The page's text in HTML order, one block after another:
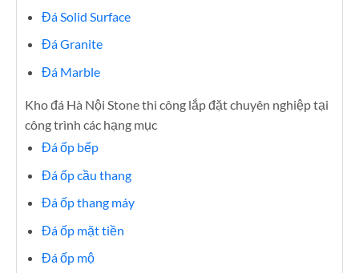
Đá Solid Surface
Đá Granite
Đá Marble
Kho đá Hà Nội Stone thi công lắp đặt chuyên nghiệp tại
công trình các hạng mục
Đá ốp bếp
Đá ốp cầu thang
Đá ốp thang máy
Đá ốp mặt tiền
Đá ốp mộ